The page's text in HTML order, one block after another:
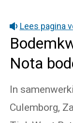
Lees pagina
Nota
In
Culemborg,